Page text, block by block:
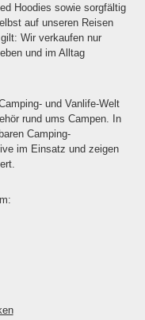
Hoodies sowie sorgfältig
auf unseren Reisen
Wir verkaufen nur
und im Alltag
und Vanlife-Welt
rund ums Campen. In
Camping-
im Einsatz und zeigen